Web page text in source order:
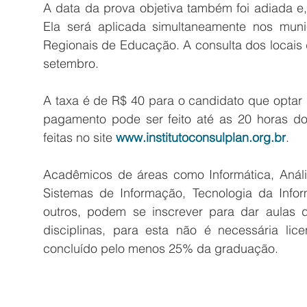
A data da prova objetiva também foi adiada
Ela será aplicada simultaneamente nos
Regionais de Educação. A consulta dos
setembro.
A taxa é de R$ 40 para o candidato que
pagamento pode ser feito até as 20 horas
feitas no site www.institutoconsulplan.org.br.
Acadêmicos de áreas como Informática,
Sistemas de Informação, Tecnologia da
outros, podem se inscrever para dar aulas
disciplinas, para esta não é necessária
concluído pelo menos 25% da graduação.